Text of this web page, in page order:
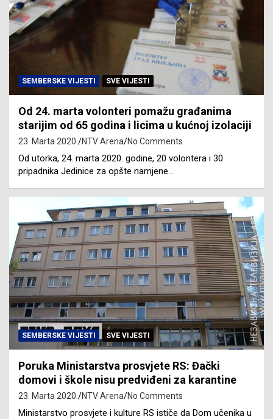
SEMBERSKE VIJESTI SVE VIJESTI
Od 24. marta volonteri pomažu građanima
starijim od 65 godina i licima u kućnoj izolaciji
23. Marta 2020. NTV Arena No Comments
Od utorka, 24. marta 2020. godine, 20 volontera i 30
pripadnika Jedinice za opšte namjene…
SEMBERSKE VIJESTI SVE VIJESTI
Poruka Ministarstva prosvjete RS: Đački
domovi i škole nisu predviđeni za karantine
23. Marta 2020. NTV Arena No Comments
Ministarstvo prosvjete i kulture RS ističe da Dom učenika u